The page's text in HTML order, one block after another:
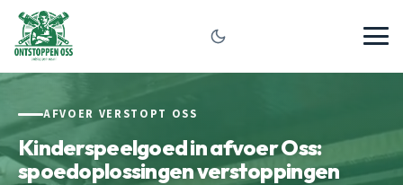
AFVOER VERSTOPT OSS
Kinderspeelgoed in afvoer Oss:
spoedoplossingen verstoppingen